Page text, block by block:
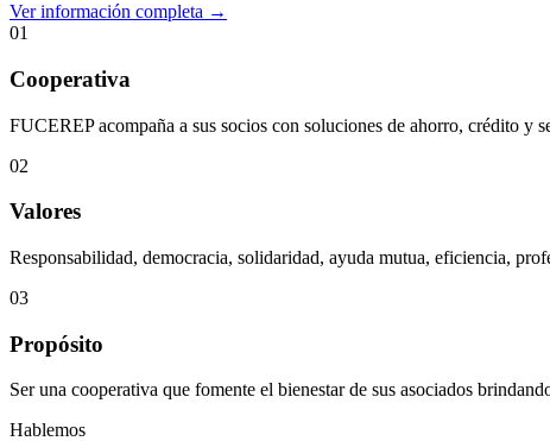
Ver información completa →
01
Cooperativa
FUCEREP acompaña a sus socios con soluciones de ahorro, crédito
02
Valores
Responsabilidad, democracia, solidaridad, ayuda mutua, eficiencia,
03
Propósito
Ser una cooperativa que fomente el bienestar de sus asociados
Hablemos